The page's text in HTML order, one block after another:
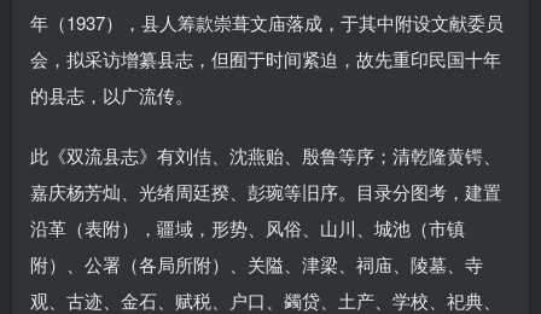
年（1937），县人筹款崇葺文庙落成，于其中附设文献委员
会，拟采访增纂县志，但囿于时间紧迫，故先重印民国十年
的县志，以广流传。
此《双流县志》有刘佶、沈燕贻、殷鲁等序；清乾隆黄锷、
嘉庆杨芳灿、光绪周廷揆、彭琬等旧序。目录分图考，建置
沿革（表附），疆域，形势、风俗、山川、城池（市镇
附）、公署（各局所附）、关隘、津梁、祠庙、陵墓、寺
观、古迹、金石、赋税、户口、蠲贷、土产、学校、祀典、